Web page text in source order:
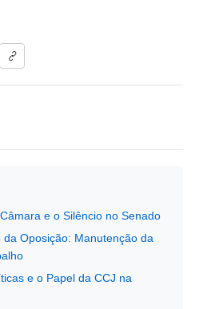
e o Silêncio no Senado
Oposição: Manutenção da
e o Papel da CCJ na